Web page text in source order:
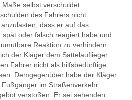
selbst verschuldet.
des Fahrers nicht
dass er auf das
oder falsch reagiert habe und
Reaktion zu verhindern
der Kläger dem Sattelauflieger
Fahrer nicht als hilfsbedürftige
Demgegenüber habe der Kläger
im Straßenverkehr
verstoßen. Er sei sehenden